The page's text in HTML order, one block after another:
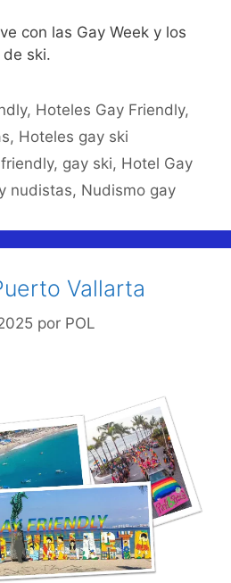
con las Gay Week y los
ski.
, Hoteles Gay Friendly,
, Hoteles gay ski
, gay ski, Hotel Gay
nudistas, Nudismo gay
Vallarta
por POL